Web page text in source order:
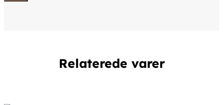
Relaterede varer